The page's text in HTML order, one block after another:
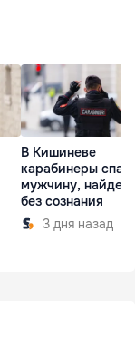
В Кишиневе
карабинеры
мужчину,
без сознания
3 дня назад